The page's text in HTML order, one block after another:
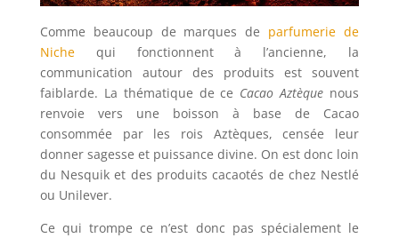
Comme beaucoup de marques de parfumerie de
Nichequi fonctionnent à l’ancienne, la
communication autour des produits est souvent
faiblarde. La thématique de ce Cacao Aztèque nous
renvoie vers une boisson à base de Cacao
consommée par les rois Aztèques, censée leur
donner sagesse et puissance divine. On est donc loin
du Nesquik et des produits cacaotés de chez Nestlé
ou Unilever.
Ce qui trompe ce n’est donc pas spécialement le